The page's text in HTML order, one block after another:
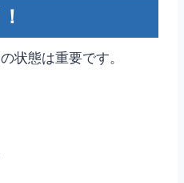
状態は重要です。